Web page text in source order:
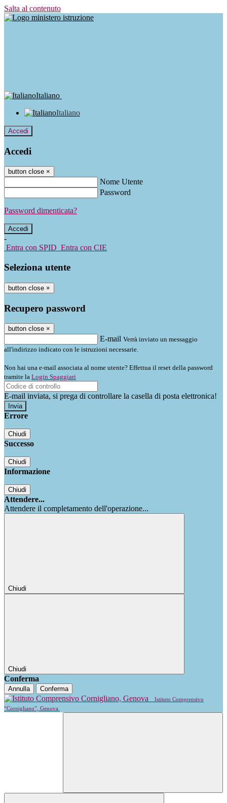
Salta al contenuto
Italiano
Italiano
Accedi
Accedi
button close ×
Nome Utente
Password
Password dimenticata?
-
Entra con SPID Entra con CIE
Seleziona utente
button close ×
Recupero password
button close ×
E-mail Verrà inviato un messaggio
all'indirizzo indicato con le istruzioni necessarie.
Non hai una e-mail associata al nome utente? Effettua il reset della password
tramite la Login Spaggiari
E-mail inviata, si prega di controllare la casella di posta elettronica!
Errore
Chiudi
Successo
Chiudi
Informazione
Chiudi
Attendere...
Attendere il completamento dell'operazione...
Chiudi
Chiudi
Conferma
Annulla Conferma
Istituto Comprensivo
“Cornigliano”, Genova